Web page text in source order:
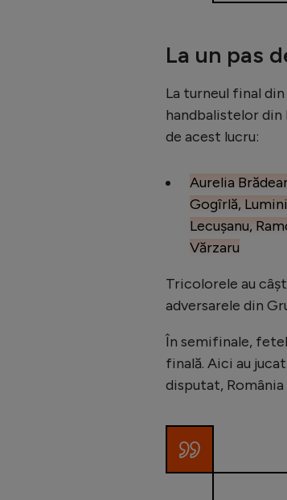
La un pas
La turneul final
handbalistelor din
de acest lucru:
Aurelia
Gogîrlă,
Lecușanu,
Vărzaru
Tricolorele au
adversarele din
În semifinale,
finală. Aici au
disputat,